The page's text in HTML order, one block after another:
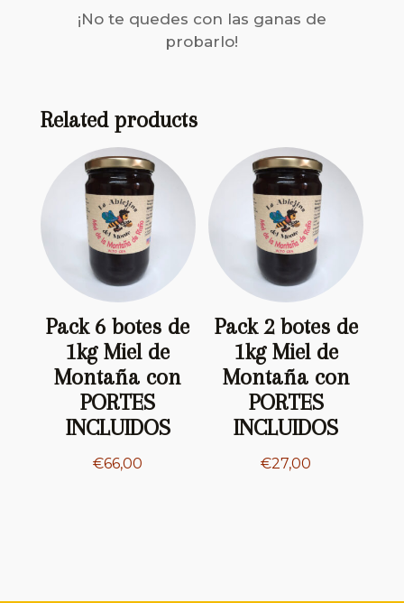
¡No te quedes con las ganas de
probarlo!
Related products
Pack 6 botes de
1kg Miel de
Montaña con
PORTES
INCLUIDOS
€66,00
Pack 2 botes de
1kg Miel de
Montaña con
PORTES
INCLUIDOS
€27,00